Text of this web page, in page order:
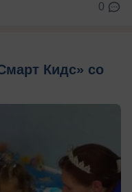
0
Кидс» со